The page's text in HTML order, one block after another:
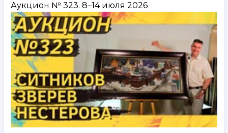
Аукцион № 323. 8–14 июля 2026